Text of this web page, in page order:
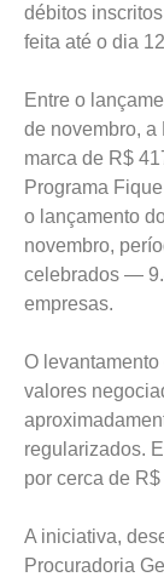
débitos
feita até o dia
Entre o
de novembro, a
marca de R$
Programa
o lançamento
novembro,
celebrados —
empresas.
O
valores
regularizados.
por cerca de
A iniciativa,
Procuradoria